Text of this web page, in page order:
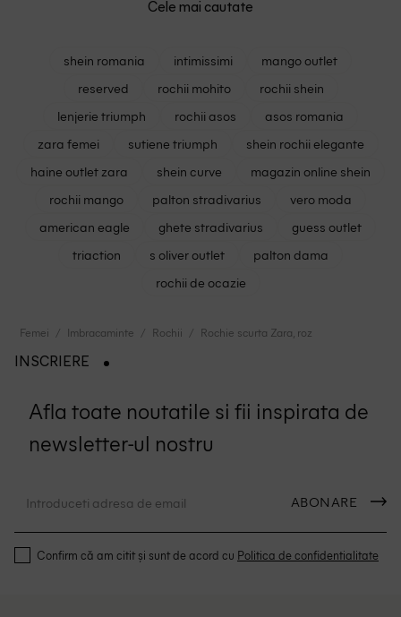
Cele mai cautate
shein romania intimissimi
mango outlet
reserved
rochii mohito
rochii shein
lenjerie triumph
rochii asos
asos romania
zara femei
sutiene triumph
shein rochii elegante
haine outlet zara
shein curve
magazin online shein
rochii mango
palton stradivarius
vero moda
american eagle
ghete stradivarius
guess outlet
triaction
s oliver outlet
palton dama
rochii de ocazie
Femei Imbracaminte Rochii Rochie scurta Zara, roz
INSCRIERE
Afla toate noutatile si fii inspirata de
newsletter-ul nostru
ABONARE
Confirm că am citit și sunt de acord cu Politica de confidentialitate